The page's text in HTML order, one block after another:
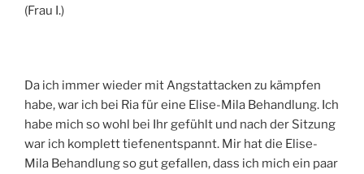
(Frau I.)
Da ich immer wieder mit Angstattacken zu kämpfen
habe, war ich bei Ria für eine Elise-Mila Behandlung. Ich
habe mich so wohl bei Ihr gefühlt und nach der Sitzung
war ich komplett tiefenentspannt. Mir hat die Elise-
Mila Behandlung so gut gefallen, dass ich mich ein paar